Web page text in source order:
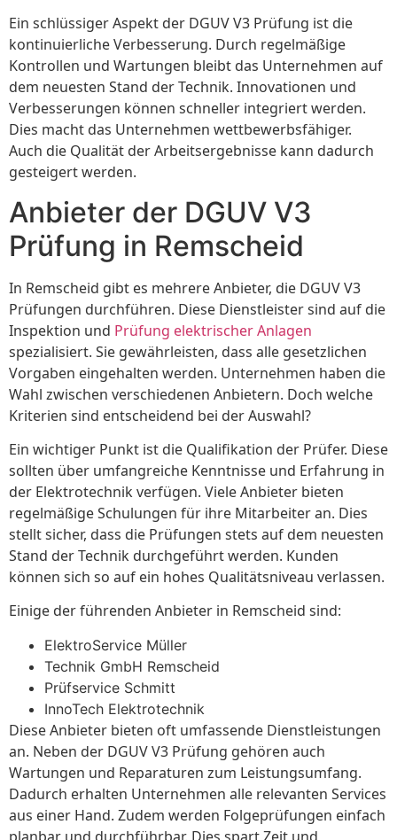
Ein schlüssiger Aspekt der DGUV V3 Prüfung ist die
kontinuierliche Verbesserung. Durch regelmäßige
Kontrollen und Wartungen bleibt das Unternehmen auf
dem neuesten Stand der Technik. Innovationen und
Verbesserungen können schneller integriert werden.
Dies macht das Unternehmen wettbewerbsfähiger.
Auch die Qualität der Arbeitsergebnisse kann dadurch
gesteigert werden.
Anbieter der DGUV V3
Prüfung in Remscheid
In Remscheid gibt es mehrere Anbieter, die DGUV V3
Prüfungen durchführen. Diese Dienstleister sind auf die
Inspektion und Prüfung elektrischer Anlagen
spezialisiert. Sie gewährleisten, dass alle gesetzlichen
Vorgaben eingehalten werden. Unternehmen haben die
Wahl zwischen verschiedenen Anbietern. Doch welche
Kriterien sind entscheidend bei der Auswahl?
Ein wichtiger Punkt ist die Qualifikation der Prüfer. Diese
sollten über umfangreiche Kenntnisse und Erfahrung in
der Elektrotechnik verfügen. Viele Anbieter bieten
regelmäßige Schulungen für ihre Mitarbeiter an. Dies
stellt sicher, dass die Prüfungen stets auf dem neuesten
Stand der Technik durchgeführt werden. Kunden
können sich so auf ein hohes Qualitätsniveau verlassen.
Einige der führenden Anbieter in Remscheid sind:
ElektroService Müller
Technik GmbH Remscheid
Prüfservice Schmitt
InnoTech Elektrotechnik
Diese Anbieter bieten oft umfassende Dienstleistungen
an. Neben der DGUV V3 Prüfung gehören auch
Wartungen und Reparaturen zum Leistungsumfang.
Dadurch erhalten Unternehmen alle relevanten Services
aus einer Hand. Zudem werden Folgeprüfungen einfach